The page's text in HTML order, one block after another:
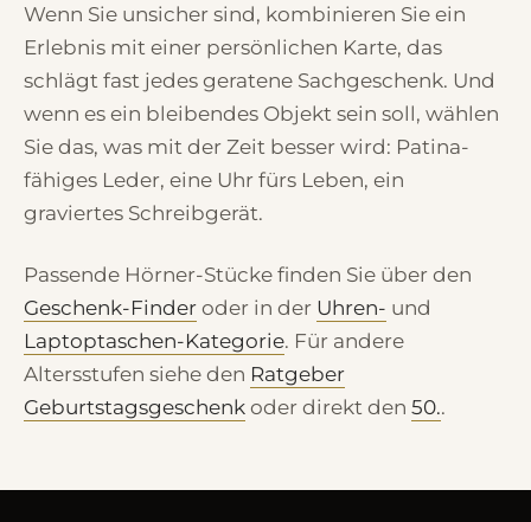
Wenn Sie unsicher sind, kombinieren Sie ein
Erlebnis mit einer persönlichen Karte, das
schlägt fast jedes geratene Sachgeschenk. Und
wenn es ein bleibendes Objekt sein soll, wählen
Sie das, was mit der Zeit besser wird: Patina-
fähiges Leder, eine Uhr fürs Leben, ein
graviertes Schreibgerät.
Passende Hörner-Stücke finden Sie über den
Geschenk-Finder oder in der Uhren- und
Laptoptaschen-Kategorie. Für andere
Altersstufen siehe den Ratgeber
Geburtstagsgeschenk oder direkt den 50..